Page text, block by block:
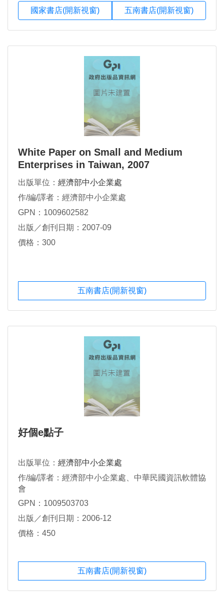
國家書店(開新視窗) 五南書店(開新視窗)
White Paper on Small and Medium
Enterprises in Taiwan, 2007
出版單位： 經濟部中小企業處
作/編/譯者：經濟部中小企業處
GPN：1009602582
出版／創刊日期：2007-09
價格：300
五南書店(開新視窗)
好個e點子
出版單位： 經濟部中小企業處
作/編/譯者：經濟部中小企業處、中華民國資訊軟體協
會
GPN：1009503703
出版／創刊日期：2006-12
價格：450
五南書店(開新視窗)